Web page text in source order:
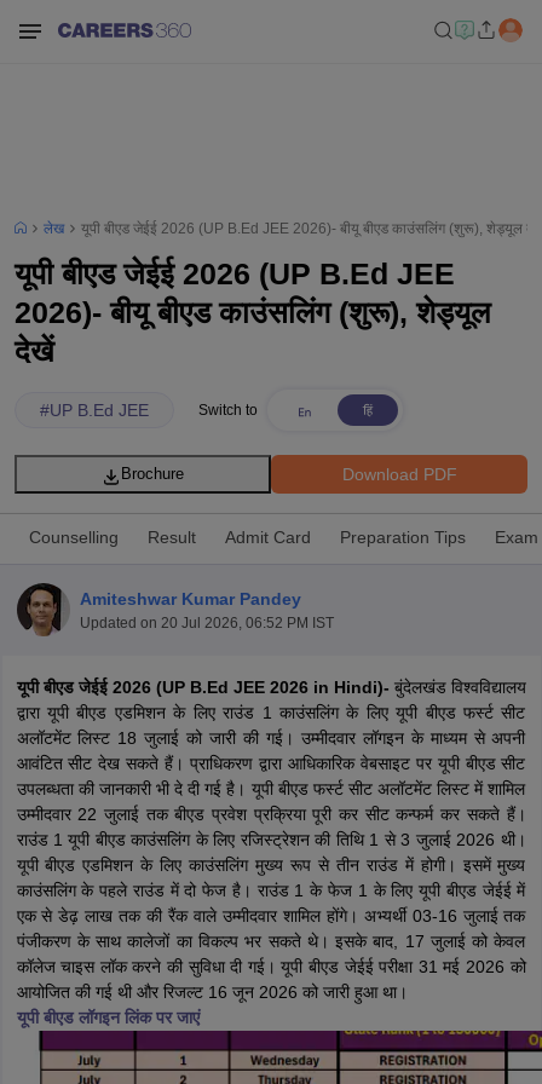
Cut off BHU CUET Cut off CUET Cutoff
CUET Cut off For
Year Question Papers CUET PG Syllabus
CUET PG Answer
Syllabus
IIT JAM Result IIT JAM cut off
NEST Result
Question PaperAP PGCET Merit List
Examination Form
IGNOU Question PapersIGNOU Result
लेख यूपी बीएड जेईई 2026 (UP B.Ed JEE 2026)- बीयू बीएड काउंसलिंग (शुरू), शेड्यूल
यूपी बीएड जेईई 2026 (UP B.Ed JEE
2026)- बीयू बीएड काउंसलिंग (शुरू), शेड्यूल
देखें
#UP B.Ed JEE Switch to
Download PDF
Brochure
Counselling Result Admit Card Preparation Tips
Amiteshwar Kumar Pandey
Updated on 20 Jul 2026, 06:52 PM IST
यूपी बीएड जेईई 2026 (UP B.Ed JEE 2026 in Hindi)- बुंदेलखंड विश्वविद्यालय
द्वारा यूपी बीएड एडमिशन के लिए राउंड 1 काउंसलिंग के लिए यूपी बीएड फर्स्ट सीट
अलॉटमेंट लिस्ट 18 जुलाई को जारी की गई। उम्मीदवार लॉगइन के माध्यम से अपनी
आवंटित सीट देख सकते हैं। प्राधिकरण द्वारा आधिकारिक वेबसाइट पर यूपी बीएड सीट
उपलब्धता की जानकारी भी दे दी गई है। यूपी बीएड फर्स्ट सीट अलॉटमेंट लिस्ट में शामिल
उम्मीदवार 22 जुलाई तक बीएड प्रवेश प्रक्रिया पूरी कर सीट कन्फर्म कर सकते हैं।
राउंड 1 यूपी बीएड काउंसलिंग के लिए रजिस्ट्रेशन की तिथि 1 से 3 जुलाई 2026 थी।
यूपी बीएड एडमिशन के लिए काउंसलिंग मुख्य रूप से तीन राउंड में होगी। इसमें मुख्य
काउंसलिंग के पहले राउंड में दो फेज है। राउंड 1 के फेज 1 के लिए यूपी बीएड जेईई में
एक से डेढ़ लाख तक की रैंक वाले उम्मीदवार शामिल होंगे। अभ्यर्थी 03-16 जुलाई तक
पंजीकरण के साथ कालेजों का विकल्प भर सकते थे। इसके बाद, 17 जुलाई को केवल
कॉलेज चाइस लॉक करने की सुविधा दी गई। यूपी बीएड जेईई परीक्षा 31 मई 2026 को
आयोजित की गई थी और रिजल्ट 16 जून 2026 को जारी हुआ था।
यूपी बीएड लॉगइन लिंक पर जाएं